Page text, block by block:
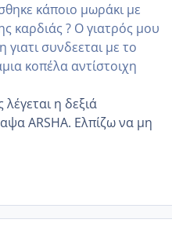
κάποιο μωράκι με
καρδιάς ? Ο γιατρός μου
συνδεεται με το
κοπέλα αντίστοιχη
η δεξιά
ARSHA. Ελπίζω να μη